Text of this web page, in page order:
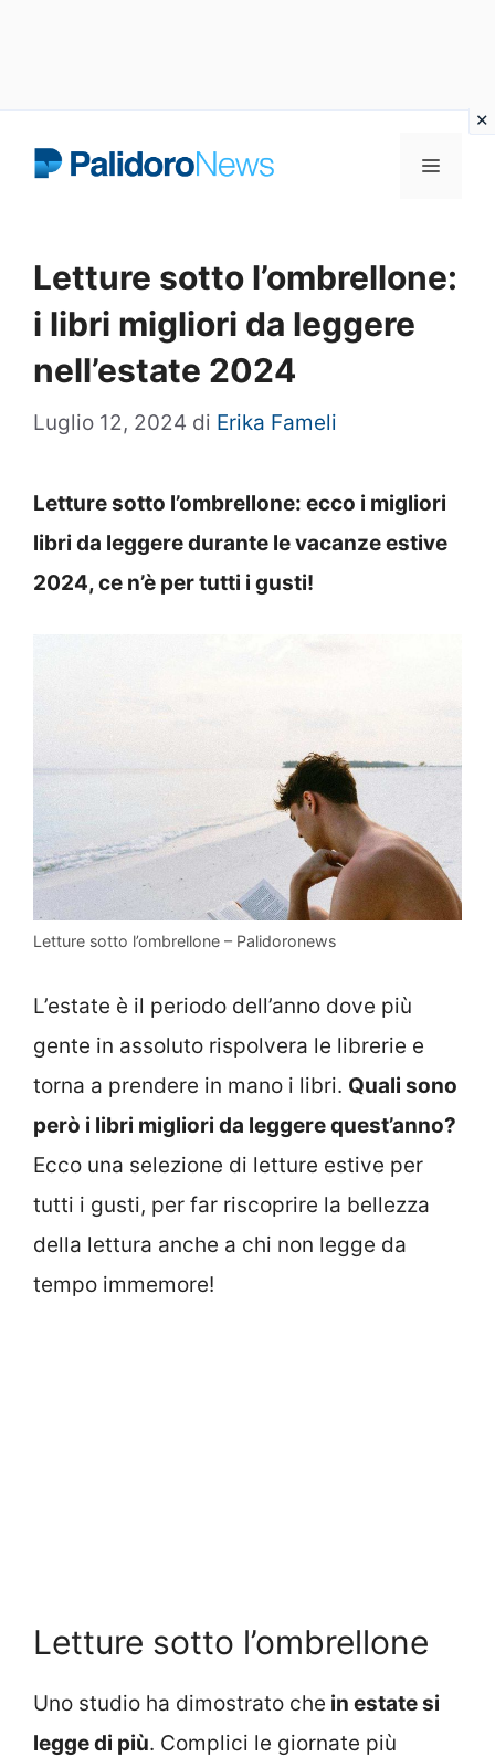
Menu
Letture sotto l’ombrellone:
i libri migliori da leggere
nell’estate 2024
Luglio 12, 2024 di Erika Fameli
Letture sotto l’ombrellone: ecco i migliori
libri da leggere durante le vacanze estive
2024, ce n’è per tutti i gusti!
Letture sotto l’ombrellone – Palidoronews
L’estate è il periodo dell’anno dove più
gente in assoluto rispolvera le librerie e
torna a prendere in mano i libri. Quali sono
però i libri migliori da leggere quest’anno?
Ecco una selezione di letture estive per
tutti i gusti, per far riscoprire la bellezza
della lettura anche a chi non legge da
tempo immemore!
Letture sotto l’ombrellone
Uno studio ha dimostrato che in estate si
legge di più. Complici le giornate più